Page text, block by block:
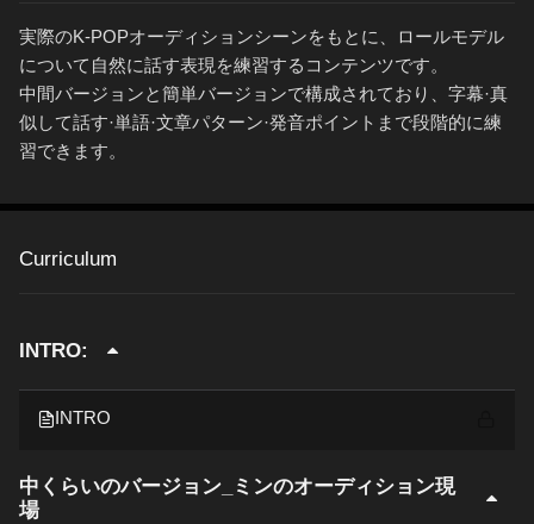
実際のK-POPオーディションシーンをもとに、ロールモデル
について自然に話す表現を練習するコンテンツです。
中間バージョンと簡単バージョンで構成されており、字幕·真
似して話す·単語·文章パターン·発音ポイントまで段階的に練
習できます。
Curriculum
INTRO:
INTRO
中くらいのバージョン_ミンのオーディション現
場